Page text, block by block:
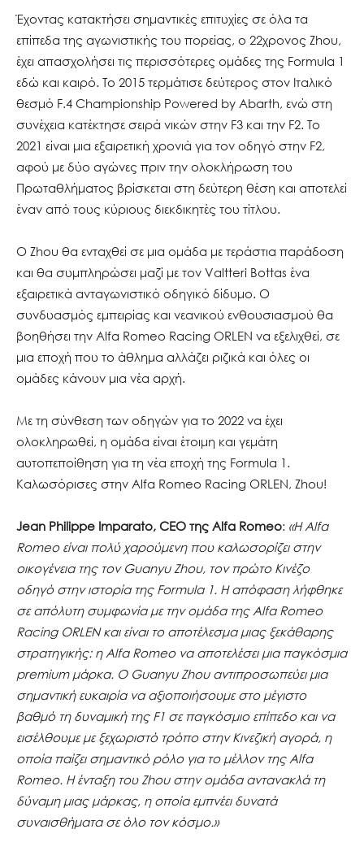
Έχοντας κατακτήσει σημαντικές επιτυχίες σε όλα τα
επίπεδα της αγωνιστικής του πορείας, ο 22χρονος Zhou,
έχει απασχολήσει τις περισσότερες ομάδες της Formula 1
εδώ και καιρό. Το 2015 τερμάτισε δεύτερος στον Ιταλικό
θεσμό F.4 Championship Powered by Abarth, ενώ στη
συνέχεια κατέκτησε σειρά νικών στην F3 και την F2. Το
2021 είναι μια εξαιρετική χρονιά για τον οδηγό στην F2,
αφού με δύο αγώνες πριν την ολοκλήρωση του
Πρωταθλήματος βρίσκεται στη δεύτερη θέση και αποτελεί
έναν από τους κύριους διεκδικητές του τίτλου.
Ο Zhou θα ενταχθεί σε μια ομάδα με τεράστια παράδοση
και θα συμπληρώσει μαζί με τον Valtteri Bottas ένα
εξαιρετικά ανταγωνιστικό οδηγικό δίδυμο. Ο
συνδυασμός εμπειρίας και νεανικού ενθουσιασμού θα
βοηθήσει την Alfa Romeo Racing ORLEN να εξελιχθεί, σε
μια εποχή που το άθλημα αλλάζει ριζικά και όλες οι
ομάδες κάνουν μια νέα αρχή.
Με τη σύνθεση των οδηγών για το 2022 να έχει
ολοκληρωθεί, η ομάδα είναι έτοιμη και γεμάτη
αυτοπεποίθηση για τη νέα εποχή της Formula 1.
Καλωσόρισες στην Alfa Romeo Racing ORLEN, Zhou!
Jean Philippe Imparato, CEO της Alfa Romeo: «Η Alfa
Romeoείναι πολύ χαρούμενη που καλωσορίζει στην
οικογένεια της τον Guanyu Zhou, τον πρώτο Κινέζο
οδηγό στην ιστορία της Formula1. Η απόφαση λήφθηκε
σε απόλυτη συμφωνία με την ομάδα της Alfa Romeo
Racing ORLENκαι είναι το αποτέλεσμα μιας ξεκάθαρης
στρατηγικής: η Alfa Romeoνα αποτελέσει μια παγκόσμια
premiumμάρκα. O Guanyu Zhouαντιπροσωπεύει μια
σημαντική ευκαιρία να αξιοποιήσουμε στο μέγιστο
βαθμό τη δυναμική της F1 σε παγκόσμιο επίπεδο και να
εισέλθουμε με ξεχωριστό τρόπο στην Κινεζική αγορά, η
οποία παίζει σημαντικό ρόλο για το μέλλον της Alfa
Romeo. Η ένταξη του Zhouστην ομάδα αντανακλά τη
δύναμη μιας μάρκας, η οποία εμπνέει δυνατά
συναισθήματα σε όλο τον κόσμο.»